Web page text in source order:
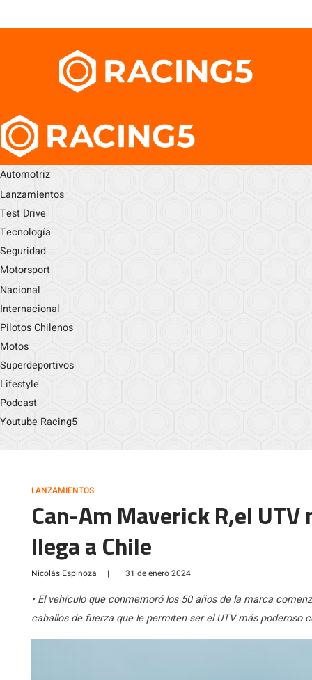
Automotriz
Lanzamientos
Test Drive
Tecnología
Seguridad
Motorsport
Nacional
Internacional
Pilotos Chilenos
Motos
Superdeportivos
Lifestyle
Podcast
Youtube Racing5
LANZAMIENTOS
Can-Am Maverick R,el
llega a Chile
Nicolás Espinoza | 31 de enero 2024
• El vehículo que conmemoró los 50 años de la marca
caballos de fuerza que le permiten ser el UTV más poderoso